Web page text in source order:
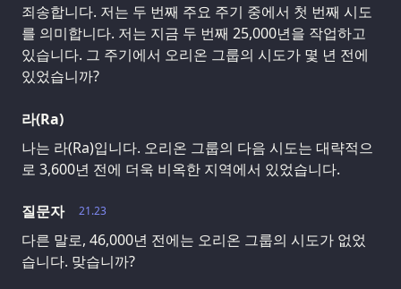
죄송합니다. 저는 두 번째 주요 주기 중에서 첫 번째 시도
를 의미합니다. 저는 지금 두 번째 25,000년을 작업하고
있습니다. 그 주기에서 오리온 그룹의 시도가 몇 년 전에
있었습니까?
라(Ra)
나는 라(Ra)입니다. 오리온 그룹의 다음 시도는 대략적으
로 3,600년 전에 더욱 비옥한 지역에서 있었습니다.
21.23
질문자
다른 말로, 46,000년 전에는 오리온 그룹의 시도가 없었
습니다. 맞습니까?